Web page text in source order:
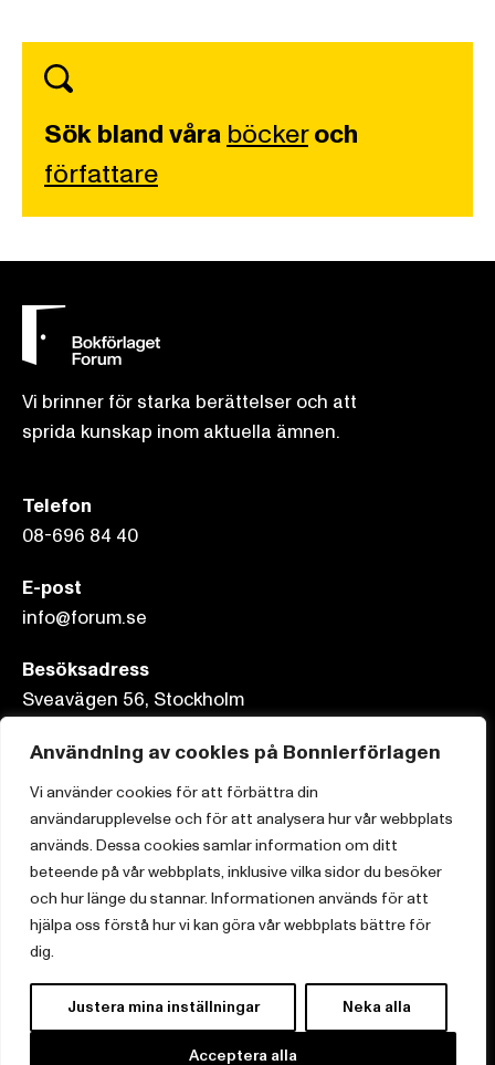
Användning av cookies på Bonnierförlagen
Vi använder cookies för att förbättra din
användarupplevelse och för att analysera hur vår webbplats
används. Dessa cookies samlar information om ditt
beteende på vår webbplats, inklusive vilka sidor du besöker
och hur länge du stannar. Informationen används för att
hjälpa oss förstå hur vi kan göra vår webbplats bättre för
dig.
Justera mina inställningar Neka alla
Acceptera alla
Sök bland våra böckeroch
författare
Vi brinner för starka berättelser och att
sprida kunskap inom aktuella ämnen.
Telefon
08-696 84 40
E-post
info@forum.se
Besöksadress
Sveavägen 56, Stockholm
Postadress
Box 3159, 103 63 Stockholm
Om Bonnierförlagen
Cookies
Integritetspolicy